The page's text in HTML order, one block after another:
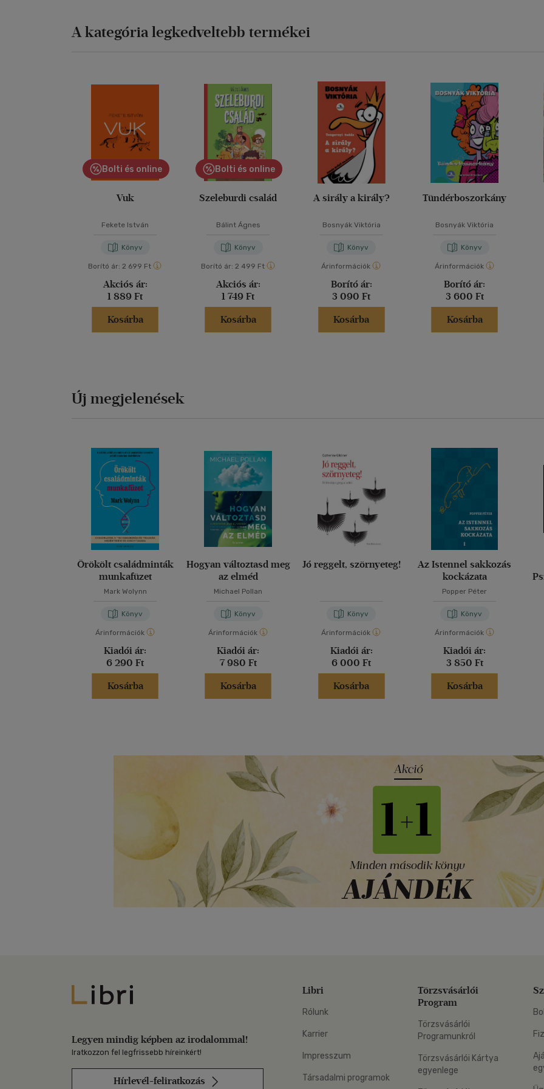
A kategória legkedveltebb termékei
Bolti és online
Vuk
Fekete István
Könyv
Borító ár: 2 699 Ft
Akciós ár:
1 889 Ft
Kosárba
Bolti és online
Szeleburdi család
Bálint Ágnes
Könyv
Borító ár: 2 499 Ft
Akciós ár:
1 749 Ft
Kosárba
A sirály a király?
Bosnyák Viktória
Könyv
Árinformációk
Borító ár:
3 090 Ft
Kosárba
Tündérboszorkány
Bosnyák Viktória
Könyv
Árinformációk
Borító ár:
3 600 Ft
Kosárba
Új megjelenések
Örökölt családminták
munkafüzet
Mark Wolynn
Könyv
Árinformációk
Kiadói ár:
6 290 Ft
Kosárba
Hogyan változtasd meg
az elméd
Michael Pollan
Könyv
Árinformációk
Kiadói ár:
7 980 Ft
Kosárba
Jó reggelt, szörnyeteg!
Könyv
Árinformációk
Kiadói ár:
6 000 Ft
Kosárba
Az Istennel sakkozás
kockázata
Popper Péter
Könyv
Árinformációk
Kiadói ár:
3 850 Ft
Kosárba
Libri
Legyen mindig képben az irodalommal!
Iratkozzon fel legfrissebb híreinkért!
Hírlevél-feliratkozás
Libri
Rólunk
Karrier
Impresszum
Társadalmi programok
Törzsvásárlói
Program
Törzsvásárlói
Programunkról
Törzsvásárlói Kártya
egyenlege